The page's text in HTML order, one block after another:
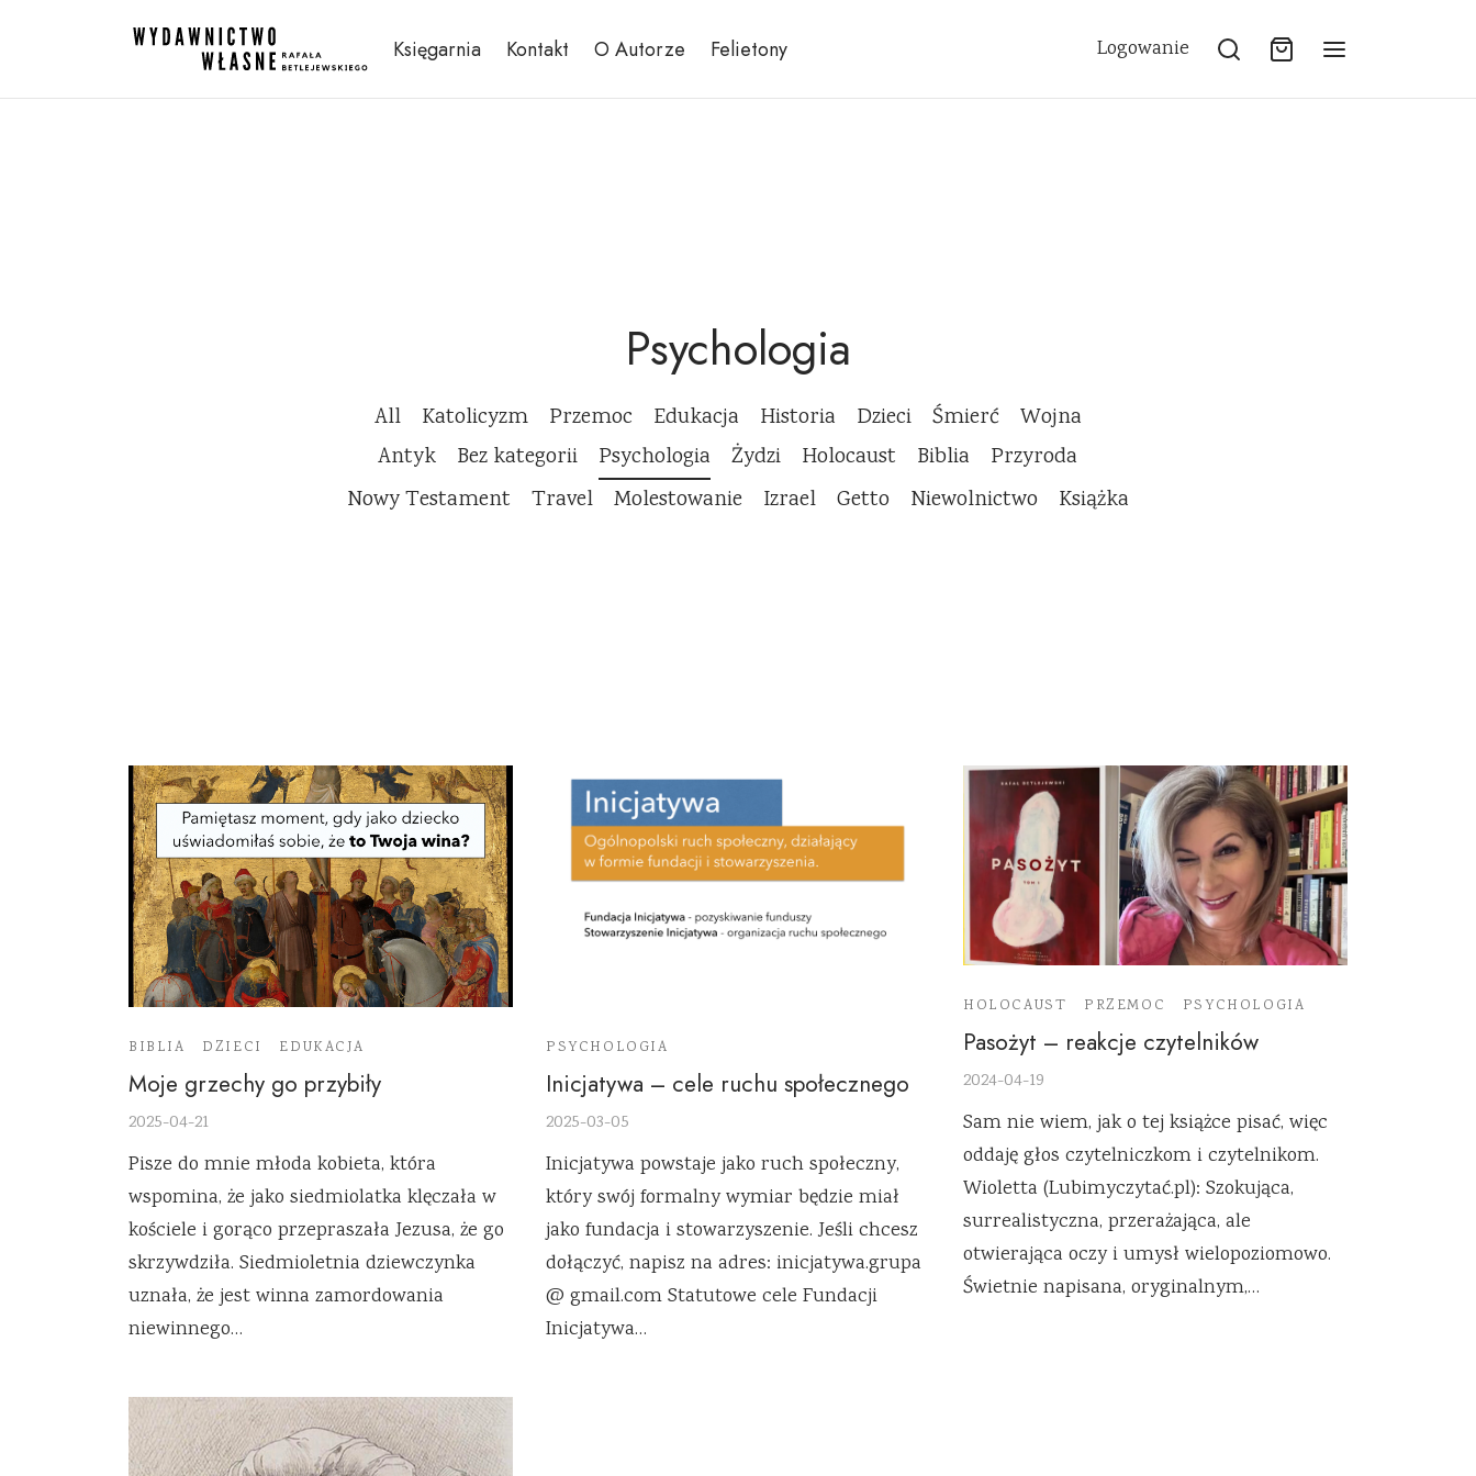
Księgarnia Kontakt O Autorze Felietony Logowanie
Psychologia
All Katolicyzm Przemoc Edukacja Historia Dzieci Śmierć
Wojna
Antyk
Bez kategorii Psychologia Żydzi Holocaust Biblia
Przyroda
Nowy Testament
Travel Molestowanie Izrael Getto Niewolnictwo Książka
BIBLIA DZIECI EDUKACJA
Moje grzechy go przybiły
2025-04-21
Pisze do mnie młoda kobieta, która
wspomina, że jako siedmiolatka klęczała w
kościele i gorąco przepraszała Jezusa, że go
skrzywdziła. Siedmioletnia dziewczynka
uznała, że jest winna zamordowania
niewinnego…
PSYCHOLOGIA
Inicjatywa – cele ruchu społecznego
2025-03-05
Inicjatywa powstaje jako ruch społeczny,
który swój formalny wymiar będzie miał
jako fundacja i stowarzyszenie. Jeśli chcesz
dołączyć, napisz na adres: inicjatywa.grupa
@ gmail.com Statutowe cele Fundacji
Inicjatywa…
HOLOCAUST PRZEMOC PSYCHOLOGIA
Pasożyt – reakcje czytelników
2024-04-19
Sam nie wiem, jak o tej książce pisać, więc
oddaję głos czytelniczkom i czytelnikom.
Wioletta (Lubimyczytać.pl): Szokująca,
surrealistyczna, przerażająca, ale
otwierająca oczy i umysł wielopoziomowo.
Świetnie napisana, oryginalnym,…